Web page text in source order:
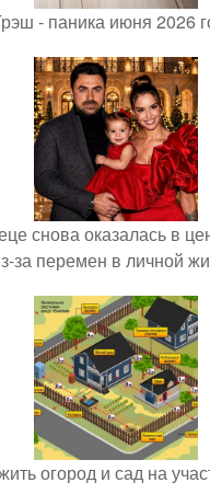
- паника июня 2026
снова оказалась в
за перемен в личной
огород и сад на